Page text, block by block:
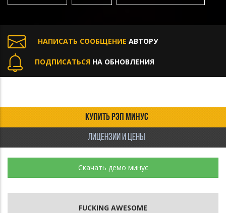
НАПИСАТЬ СООБЩЕНИЕ АВТОРУ
ПОДПИСАТЬСЯ НА ОБНОВЛЕНИЯ
КУПИТЬ РЭП МИНУС
ЛИЦЕНЗИИ И ЦЕНЫ
Скачать демо минус
FUCKING AWESOME